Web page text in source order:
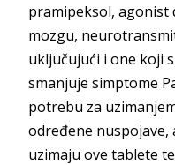
pramipeksol, agonist
mozgu,
uključujući i one koji
smanjuje simptome
potrebu za
određene nuspojave,
uzimaju ove tablete